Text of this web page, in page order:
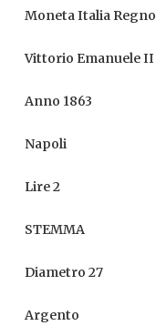
Moneta Italia Regno
Vittorio Emanuele II
Anno 1863
Napoli
Lire 2
STEMMA
Diametro 27
Argento